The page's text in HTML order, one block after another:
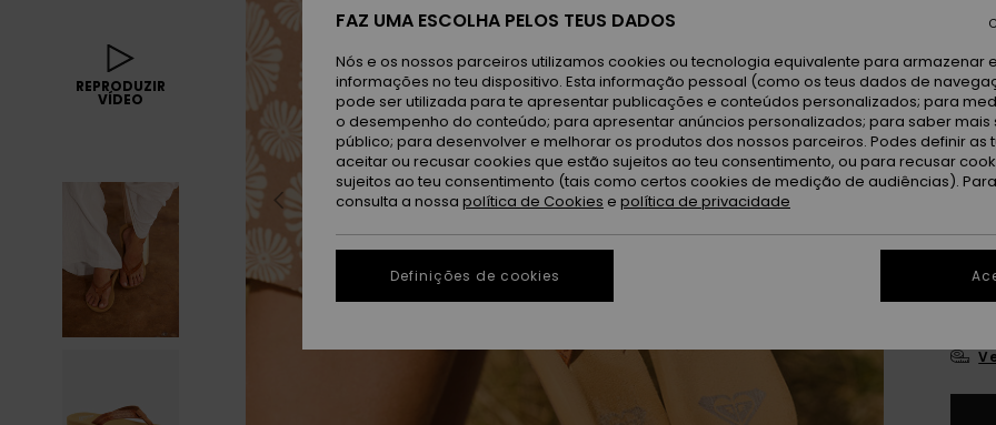
REPRODUZIR
VÍDEO
Cor
36
42
FAZ UMA ESCOLHA PELOS TEUS DADOS
Nós e os nossos parceiros utilizamos cookies ou tecnologia equivalente para armazenar
informações no teu dispositivo. Esta informação pessoal (como os teus dados de
pode ser utilizada para te apresentar publicações e conteúdos personalizados; para
o desempenho do conteúdo; para apresentar anúncios personalizados; para saber mais
público; para desenvolver e melhorar os produtos dos nossos parceiros. Podes definir as
aceitar ou recusar cookies que estão sujeitos ao teu consentimento, ou para recusar
sujeitos ao teu consentimento (tais como certos cookies de medição de audiências).
consulta a nossa política de Cookies e política de privacidade
Definições de cookies